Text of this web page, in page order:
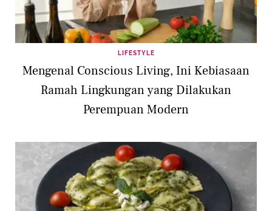
LIFESTYLE
Mengenal Conscious Living, Ini Kebiasaan
Ramah Lingkungan yang Dilakukan
Perempuan Modern